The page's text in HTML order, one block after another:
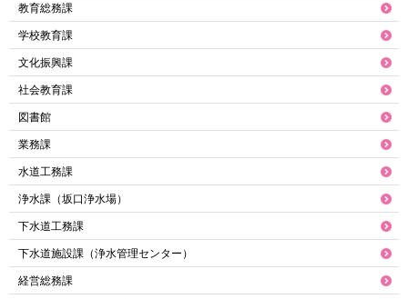
教育総務課
学校教育課
文化振興課
社会教育課
図書館
業務課
水道工務課
浄水課（坂口浄水場）
下水道工務課
下水道施設課（浄水管理センター）
経営総務課